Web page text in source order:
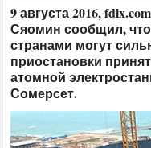
9 августа 2016,
Сяомин сообщил,
странами могут
приостановки
атомной
Сомерсет.